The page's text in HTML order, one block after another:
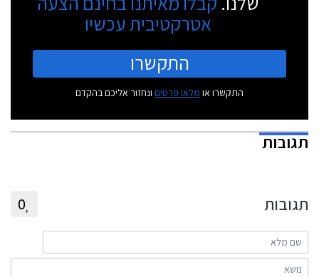
אטרקטיבית עכשיו
התקשרו
התקשרו או מלאו פרטים ונחזור אליכם בהקדם
תגובות
תגובות 0